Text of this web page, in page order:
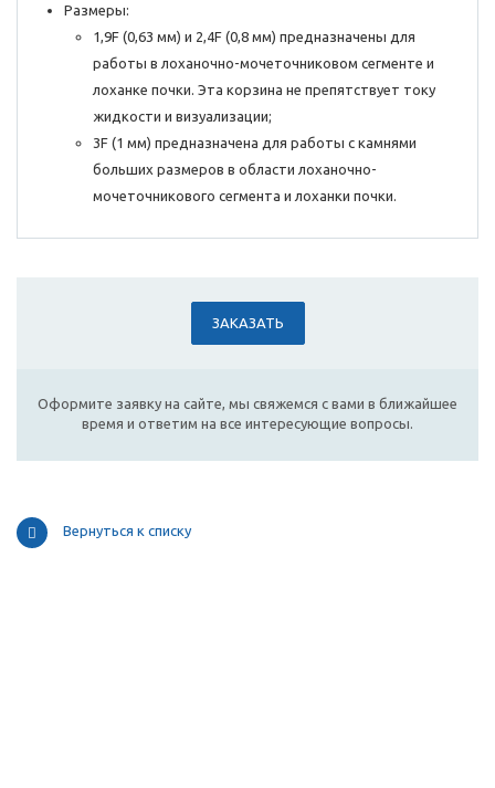
Размеры:
1,9F (0,63 мм) и 2,4F (0,8 мм) предназначены для
работы в лоханочно-мочеточниковом сегменте и
лоханке почки. Эта корзина не препятствует току
жидкости и визуализации;
3F (1 мм) предназначена для работы с камнями
больших размеров в области лоханочно-
мочеточникового сегмента и лоханки почки.
ЗАКАЗАТЬ
Оформите заявку на сайте, мы свяжемся с вами в ближайшее
время и ответим на все интересующие вопросы.
Вернуться к списку